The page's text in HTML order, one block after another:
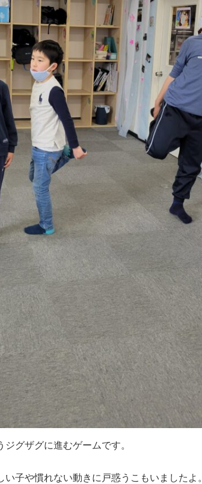
グザグに進むゲームです。
子や慣れない動きに戸惑うこもいましたよ。